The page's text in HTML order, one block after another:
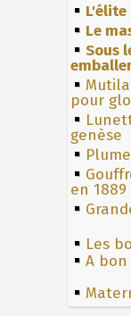
L'élite
Le
Sous
pour
genèse
en 1889
Les
A